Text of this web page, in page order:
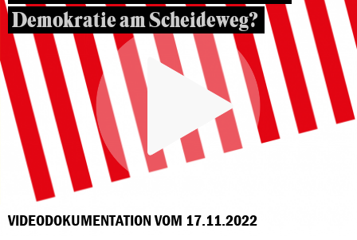
Demokratie am Scheideweg?
VIDEODOKUMENTATION VOM 17.11.2022